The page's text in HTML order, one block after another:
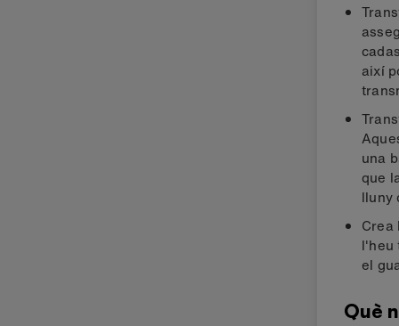
així
una
que
lluny
Crea
l'heu
el
Què